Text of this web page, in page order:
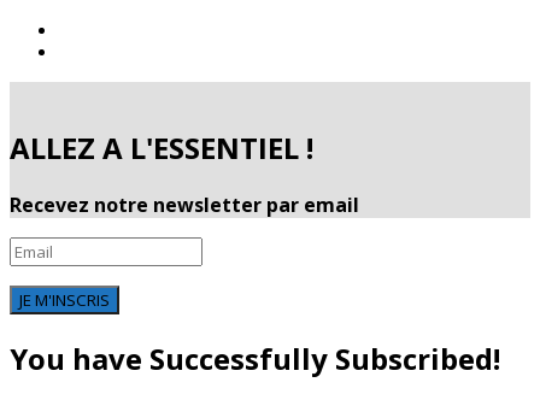
ALLEZ A L'ESSENTIEL !
Recevez notre newsletter par email
JE M'INSCRIS
You have Successfully Subscribed!